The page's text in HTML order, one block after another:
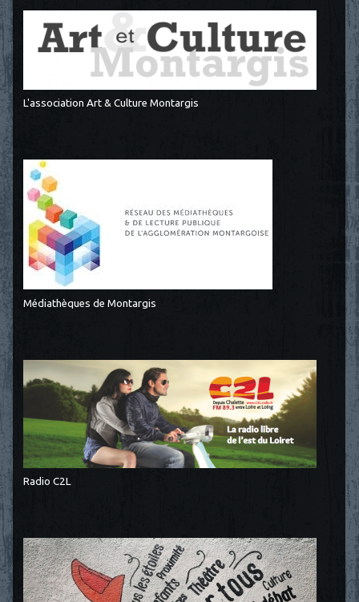
L'association Art & Culture Montargis
Médiathèques de Montargis
Radio C2L